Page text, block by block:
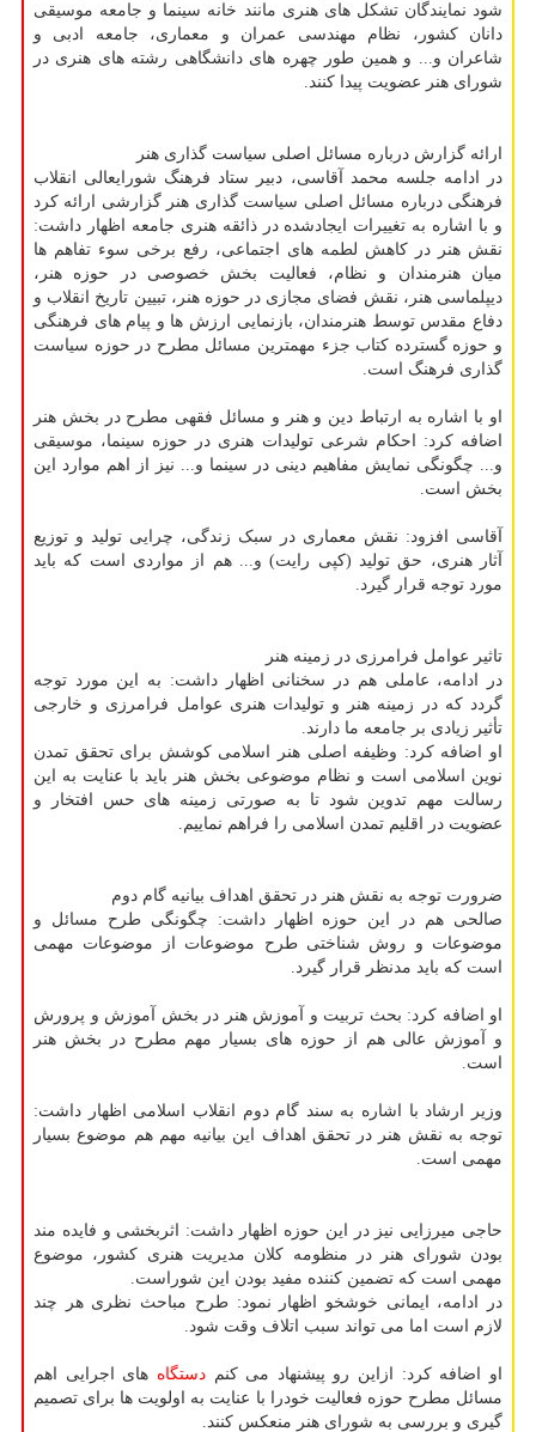
شود نمایندگان تشکل های هنری مانند خانه سینما و جامعه موسیقی
دانان کشور، نظام مهندسی عمران و معماری، جامعه ادبی و
شاعران و... و همین طور چهره های دانشگاهی رشته های هنری در
شورای هنر عضویت پیدا کنند.
ارائه گزارش درباره مسائل اصلی سیاست گذاری هنر
در ادامه جلسه محمد آقاسی، دبیر ستاد فرهنگ شورایعالی انقلاب
فرهنگی درباره مسائل اصلی سیاست گذاری هنر گزارشی ارائه کرد
و با اشاره به تغییرات ایجادشده در ذائقه هنری جامعه اظهار داشت:
نقش هنر در کاهش لطمه های اجتماعی، رفع برخی سوء تفاهم ها
میان هنرمندان و نظام، فعالیت بخش خصوصی در حوزه هنر،
دیپلماسی هنر، نقش فضای مجازی در حوزه هنر، تبیین تاریخ انقلاب و
دفاع مقدس توسط هنرمندان، بازنمایی ارزش ها و پیام های فرهنگی
و حوزه گسترده کتاب جزء مهمترین مسائل مطرح در حوزه سیاست
گذاری فرهنگ است.
او با اشاره به ارتباط دین و هنر و مسائل فقهی مطرح در بخش هنر
اضافه کرد: احکام شرعی تولیدات هنری در حوزه سینما، موسیقی
و... چگونگی نمایش مفاهیم دینی در سینما و... نیز از اهم موارد این
بخش است.
آقاسی افزود: نقش معماری در سبک زندگی، چرایی تولید و توزیع
آثار هنری، حق تولید (کپی رایت) و... هم از مواردی است که باید
مورد توجه قرار گیرد.
تاثیر عوامل فرامرزی در زمینه هنر
در ادامه، عاملی هم در سخنانی اظهار داشت: به این مورد توجه
گردد که در زمینه هنر و تولیدات هنری عوامل فرامرزی و خارجی
تأثیر زیادی بر جامعه ما دارند.
او اضافه کرد: وظیفه اصلی هنر اسلامی کوشش برای تحقق تمدن
نوین اسلامی است و نظام موضوعی بخش هنر باید با عنایت به این
رسالت مهم تدوین شود تا به صورتی زمینه های حس افتخار و
عضویت در اقلیم تمدن اسلامی را فراهم نماییم.
ضرورت توجه به نقش هنر در تحقق اهداف بیانیه گام دوم
صالحی هم در این حوزه اظهار داشت: چگونگی طرح مسائل و
موضوعات و روش شناختی طرح موضوعات از موضوعات مهمی
است که باید مدنظر قرار گیرد.
او اضافه کرد: بحث تربیت و آموزش هنر در بخش آموزش و پرورش
و آموزش عالی هم از حوزه های بسیار مهم مطرح در بخش هنر
است.
وزیر ارشاد با اشاره به سند گام دوم انقلاب اسلامی اظهار داشت:
توجه به نقش هنر در تحقق اهداف این بیانیه مهم هم موضوع بسیار
مهمی است.
حاجی میرزایی نیز در این حوزه اظهار داشت: اثربخشی و فایده مند
بودن شورای هنر در منظومه کلان مدیریت هنری کشور، موضوع
مهمی است که تضمین کننده مفید بودن این شوراست.
در ادامه، ایمانی خوشخو اظهار نمود: طرح مباحث نظری هر چند
لازم است اما می تواند سبب اتلاف وقت شود.
او اضافه کرد: ازاین رو پیشنهاد می کنمدستگاه های اجرایی اهم
مسائل مطرح حوزه فعالیت خودرا با عنایت به اولویت ها برای تصمیم
گیری و بررسی به شورای هنر منعکس کنند.